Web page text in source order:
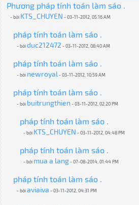
Phương pháp tính toán làm sáo .
- bởi KTS_CHUYEN - 03-11-2012, 05:16 AM
pháp tính toán làm sáo .
- bởiduc212472 - 03-11-2012, 08:40 AM
pháp tính toán làm sáo .
- bởi newroyal- 03-11-2012, 10:59 AM
pháp tính toán làm sáo .
- bởi buitrungthien - 03-11-2012, 02:20 PM
pháp tính toán làm sáo .
- bởi KTS_CHUYEN - 03-11-2012, 04:48 PM
pháp tính toán làm sáo .
- bởi mua a lang- 07-08-2014, 01:44 PM
pháp tính toán làm sáo .
- bởiaviaiva - 03-11-2012, 04:31 PM